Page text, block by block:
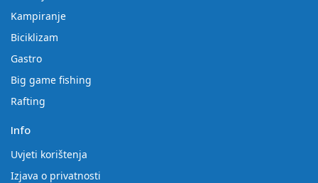
Kampiranje
Biciklizam
Gastro
Big game fishing
Rafting
Info
Uvjeti korištenja
Izjava o privatnosti